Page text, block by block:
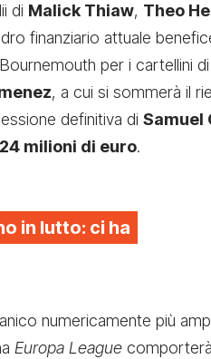
di Malick Thiaw, Theo
finanziario attuale
per i cartellini di
, a cui si sommerà il
definitiva di Samuel
24 milioni di euro.
in lutto: ci ha
numericamente più
Europa League